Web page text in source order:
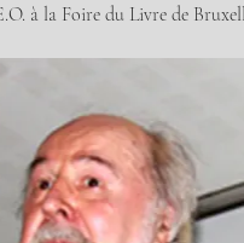
à la Foire du Livre de